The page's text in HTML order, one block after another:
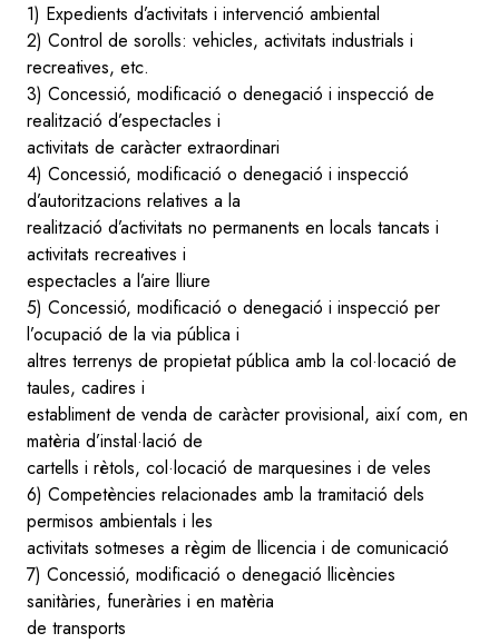
1) Expedients d’activitats i intervenció ambiental
2) Control de sorolls: vehicles, activitats industrials i
recreatives, etc.
3) Concessió, modificació o denegació i inspecció de
realització d’espectacles i
activitats de caràcter extraordinari
4) Concessió, modificació o denegació i inspecció
d’autoritzacions relatives a la
realització d’activitats no permanents en locals tancats i
activitats recreatives i
espectacles a l’aire lliure
5) Concessió, modificació o denegació i inspecció per
l’ocupació de la via pública i
altres terrenys de propietat pública amb la col·locació de
taules, cadires i
establiment de venda de caràcter provisional, així com, en
matèria d’instal·lació de
cartells i rètols, col·locació de marquesines i de veles
6) Competències relacionades amb la tramitació dels
permisos ambientals i les
activitats sotmeses a règim de llicencia i de comunicació
7) Concessió, modificació o denegació llicències
sanitàries, funeràries i en matèria
de transports